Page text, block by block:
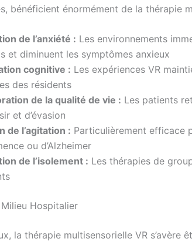
bénéficient énormément de la thérapie
de l’anxiété : Les environnements
et diminuent les symptômes anxieux
cognitive : Les expériences VR
des résidents
de la qualité de vie : Les patients
et d’évasion
de l’agitation : Particulièrement efficace
ou d’Alzheimer
de l’isolement : Les thérapies de
Hospitalier
la thérapie multisensorielle VR s’avère